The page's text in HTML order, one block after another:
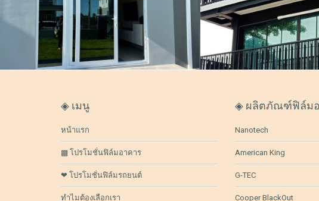
Izy-Kool,ฟิล์มบ้านพักอาศัย,ฟิล์มปรอท
16748 ผู้ชม
Izy-Kool,ฟิล์มบ้านพักอา
ฟิล์มดำ ,
◈ เมนู
หน้าแรก
▩ โปรโมชั่นฟิล์มอาคาร
❤ โปรโมชั่นฟิล์มรถยนต์
ทำไมต้องเลือกเรา
◈ ผลิตภัณฑ์ฟิล์ม
Nanotech
American King
G-TEC
Cooper BlackOut